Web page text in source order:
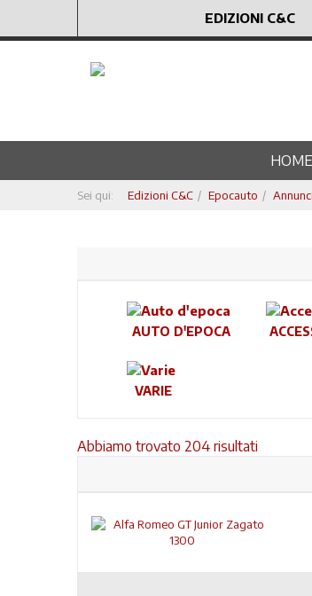
EDIZIONI C&C
HOME
Sei qui: Edizioni C&C Epocauto Annunci
AUTO D'EPOCA
VARIE
Abbiamo trovato 204 risultati